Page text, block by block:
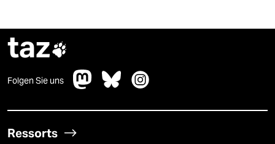
taz
Folgen Sie uns
Ressorts